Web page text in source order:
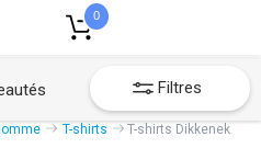
0
Filtres
T-shirts T-shirts Dikkenek